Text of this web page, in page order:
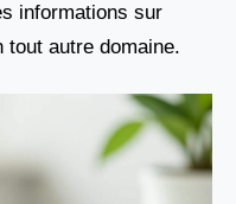
informations sur
tout autre domaine.